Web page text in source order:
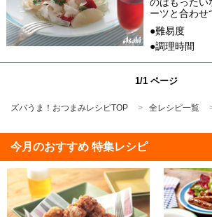
ーツと合わせ
●難易度
●調理時間
1/1 ページ
ズバうま！おつまみレシピTOP 全レシピ一覧
今月のおすすめ 特集レシピ